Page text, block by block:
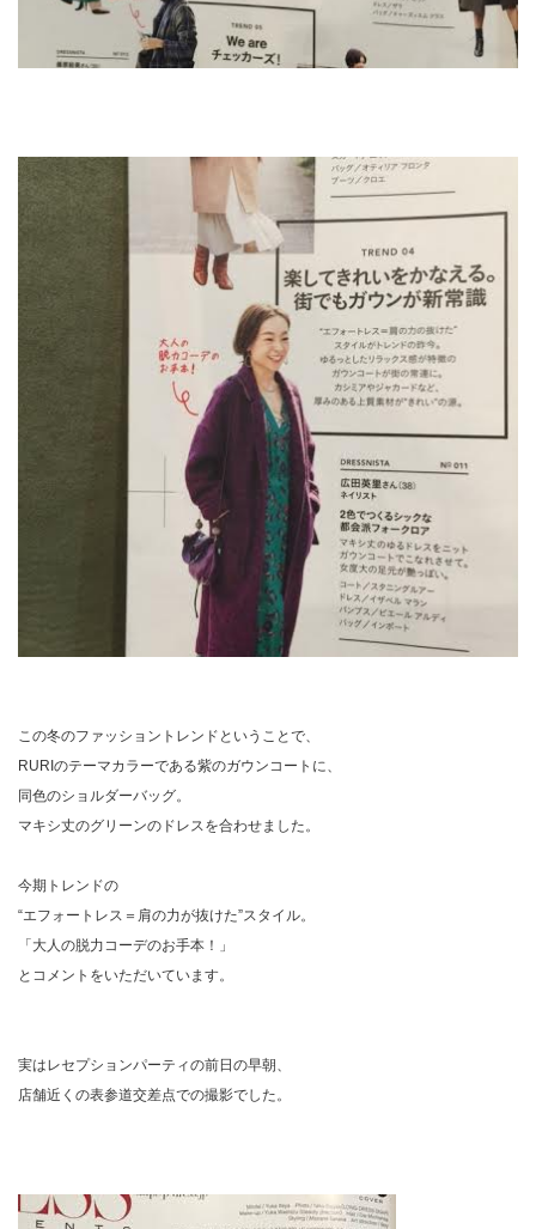
この冬のファッショントレンドということで、
RURIのテーマカラーである紫のガウンコートに、
同色のショルダーバッグ。
マキシ丈のグリーンのドレスを合わせました。
今期トレンドの
“エフォートレス＝肩の力が抜けた”スタイル。
「大人の脱力コーデのお手本！」
とコメントをいただいています。
実はレセプションパーティの前日の早朝、
店舗近くの表参道交差点での撮影でした。